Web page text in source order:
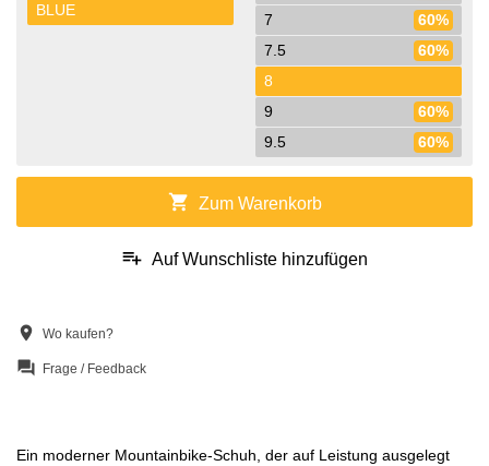
BLUE
7
60%
7.5
60%
8
9
60%
9.5
60%
shopping_cart Zum Warenkorb
playlist_add Auf Wunschliste hinzufügen
location_on Wo kaufen?
question_answer Frage / Feedback
Ein moderner Mountainbike-Schuh, der auf Leistung ausgelegt